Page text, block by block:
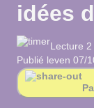
idées
Lecture 2
Publié leven 07/